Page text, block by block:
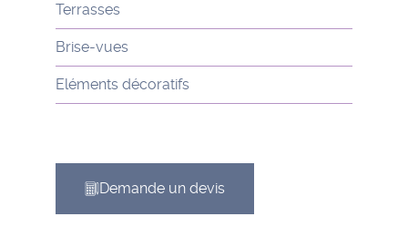
Terrasses
Brise-vues
Eléments décoratifs
Demande un devis